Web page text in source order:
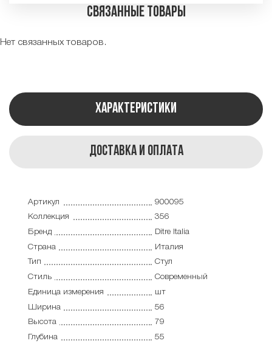
Связанные товары
Нет связанных товаров.
Характеристики
Доставка и оплата
Артикул
900095
Коллекция
356
Бренд
Ditre Italia
Страна
Италия
Тип
Стул
Стиль
Современный
Единица измерения
шт
Ширина
56
Высота
79
Глубина
55